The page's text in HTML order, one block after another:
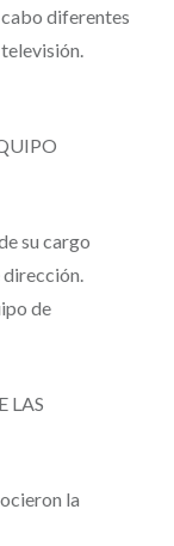
diferentes
su cargo
dirección.
de
LAS
la